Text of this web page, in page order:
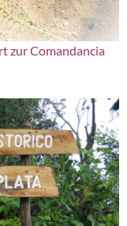
zur Comandancia